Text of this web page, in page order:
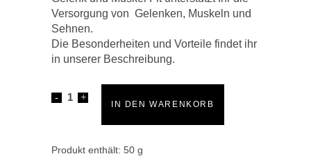
Versorgung von Gelenken, Muskeln und
Sehnen.
Die Besonderheiten und Vorteile findet ihr
in unserer Beschreibung.
Gelenk
Muskel
IN DEN WARENKORB
Produkt enthält: 50 g